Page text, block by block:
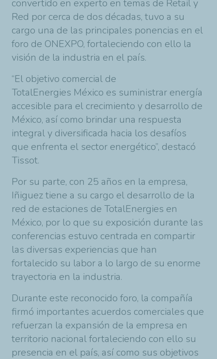
convertido en experto en temas de Retail y
Red por cerca de dos décadas, tuvo a su
cargo una de las principales ponencias en el
foro de ONEXPO, fortaleciendo con ello la
visión de la industria en el país.
“El objetivo comercial de
TotalEnergies México es suministrar energía
accesible para el crecimiento y desarrollo de
México, así como brindar una respuesta
integral y diversificada hacia los desafíos
que enfrenta el sector energético”, destacó
Tissot.
Por su parte, con 25 años en la empresa,
Iñiguez tiene a su cargo el desarrollo de la
red de estaciones de TotalEnergies en
México, por lo que su exposición durante las
conferencias estuvo centrada en compartir
las diversas experiencias que han
fortalecido su labor a lo largo de su enorme
trayectoria en la industria.
Durante este reconocido foro, la compañía
firmó importantes acuerdos comerciales que
refuerzan la expansión de la empresa en
territorio nacional fortaleciendo con ello su
presencia en el país, así como sus objetivos